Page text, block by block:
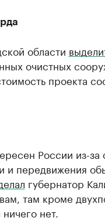
области
очистных
проекта
России из-
и передвижения
губернатор
там кроме
нет.